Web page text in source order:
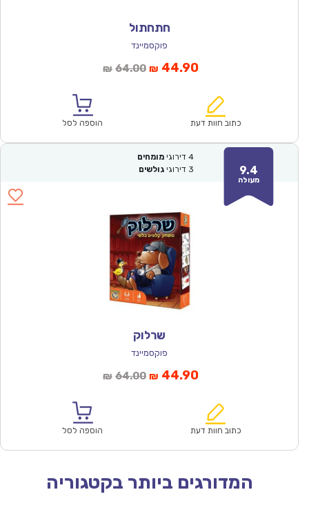
חתחתול
פוקסמיינד
₪ 64.00המחיר
₪64.00.
₪ 44.90המחיר
הוא:
כתוב חוות דעת הוספה לסל
9.4
מעולה
4 דירוגי מומחים
3 דירוגי גולשים
שרלוק
פוקסמיינד
₪ 64.00המחיר
₪64.00.
₪ 44.90המחיר
הוא:
כתוב חוות דעת הוספה לסל
המדורגים ביותר בקטגוריה